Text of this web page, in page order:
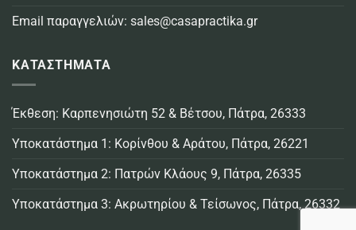
Email παραγγελιών: sales@casapractika.gr
ΚΑΤΑΣΤΗΜΑΤΑ
Έκθεση: Καρπενησιώτη 52 & Βέτσου, Πάτρα, 26333
Υποκατάστημα 1: Κορίνθου & Αράτου, Πάτρα, 26221
Υποκατάστημα 2: Πατρών Κλάους 9, Πάτρα, 26335
Υποκατάστημα 3: Ακρωτηρίου & Τείσωνος, Πάτρα, 26332